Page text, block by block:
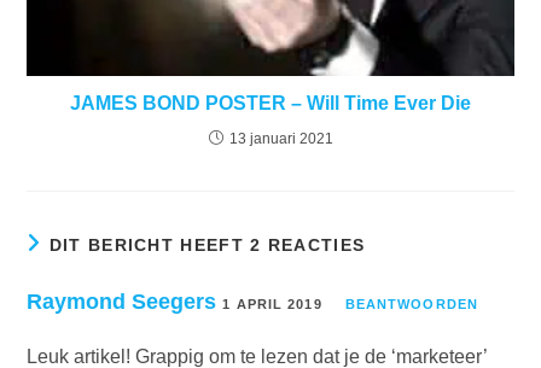
JAMES BOND POSTER – Will Time Ever Die
13 januari 2021
DIT BERICHT HEEFT 2 REACTIES
Raymond Seegers 1 APRIL 2019 BEANTWOORDEN
Leuk artikel! Grappig om te lezen dat je de ‘marketeer’